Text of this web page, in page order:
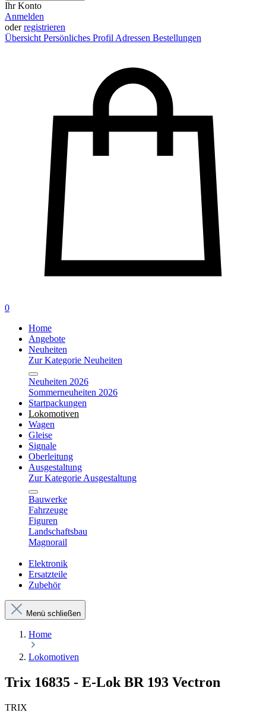
Ihr Konto
Anmelden
oderregistrieren
Übersicht Persönliches Profil Adressen Bestellungen
0
Home
Angebote
Neuheiten
Zur Kategorie Neuheiten
Neuheiten 2026
Sommerneuheiten 2026
Startpackungen
Lokomotiven
Wagen
Gleise
Signale
Oberleitung
Ausgestaltung
Zur Kategorie Ausgestaltung
Bauwerke
Fahrzeuge
Figuren
Landschaftsbau
Magnorail
Elektronik
Ersatzteile
Zubehör
Menü schließen
Home
Lokomotiven
Trix 16835 - E-Lok BR 193 Vectron
TRIX